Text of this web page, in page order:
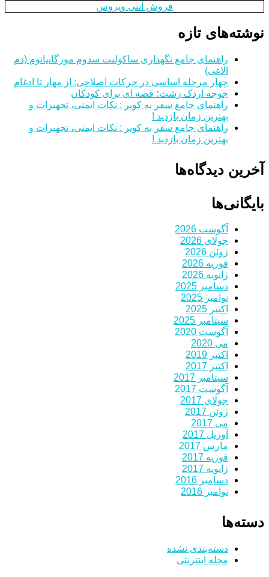
فروش آنتی ویروس
نوشته‌های تازه
راهنمای جامع نگهداری ساکولنت سدوم مورگانیانوم (دم
الاغی)
چهار مرحله اساسی در حرکات اصلاحی: از مهار تا ادغام
جوجه اردک زشت؛ قصه ای برای کودکان
راهنمای جامع سفر به کویر : نکات ایمنی، تجهیزات و
بهترین زمان بازدید !
راهنمای جامع سفر به کویر : نکات ایمنی، تجهیزات و
بهترین زمان بازدید !
آخرین دیدگاه‌ها
بایگانی‌ها
آگوست 2026
جولای 2026
ژوئن 2026
فوریه 2026
ژانویه 2026
دسامبر 2025
نوامبر 2025
اکتبر 2025
سپتامبر 2025
آگوست 2020
می 2020
اکتبر 2019
اکتبر 2017
سپتامبر 2017
آگوست 2017
جولای 2017
ژوئن 2017
می 2017
آوریل 2017
مارس 2017
فوریه 2017
ژانویه 2017
دسامبر 2016
نوامبر 2016
دسته‌ها
دسته‌بندی نشده
مجله اینترنتی